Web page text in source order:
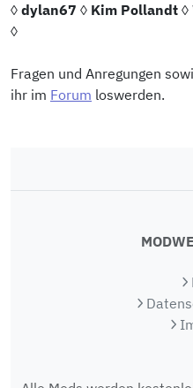
◊ dylan67 ◊ Kim Pollandt ◊
◊
Fragen und Anregungen
ihr im Forum loswerden.